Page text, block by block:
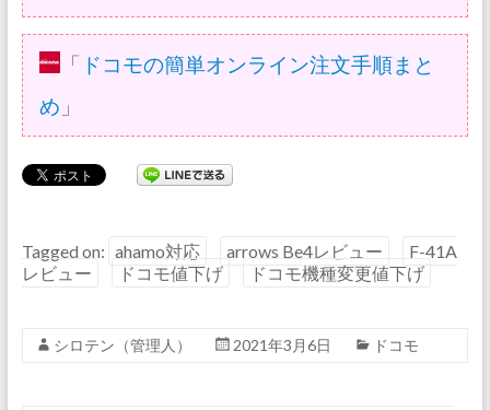
「 ドコモの簡単オンライン注文手順まと
め 」
Tagged on: ahamo対応 arrows Be4レビュー
F-41A
レビュー
ドコモ値下げ ドコモ機種変更値下げ
シロテン（管理人） 2021年3月6日 ドコモ